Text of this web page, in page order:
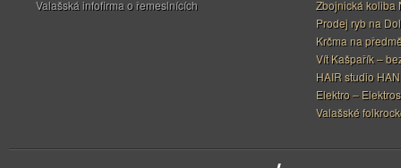
Valašská infofirma o řemeslnících
Zbojnická koliba
Prodej ryb na
Krčma na
Vít Kašpařík –
HAIR studio
Elektro –
Valašské